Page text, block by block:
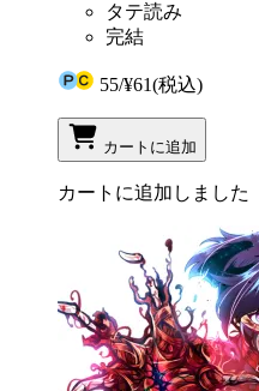
タテ読み
完結
55/¥61(税込)
カートに追加
カートに追加しました